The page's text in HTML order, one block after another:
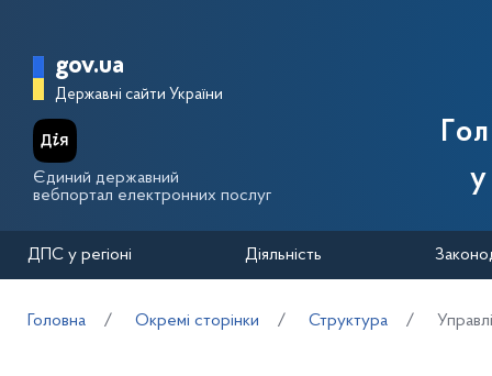
Головна сторінка Державної
gov.ua
Державні сайти України
Єдиний державний
вебпортал електронних послуг
ДПС у регіоні Діяльність
Головна Окремі сторінки Структура